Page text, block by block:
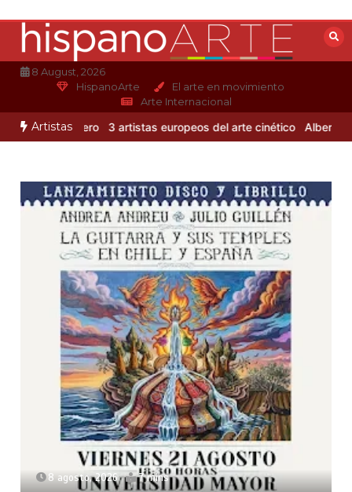
contenido
8 August, 2026
HispanoArte
El arte en movimiento
Arte Internacional
Artistas
Otero 3 artistas europeos del arte cinético Albert
8 agosto, 2026 7 mins